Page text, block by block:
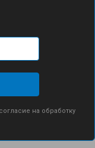
на обработку